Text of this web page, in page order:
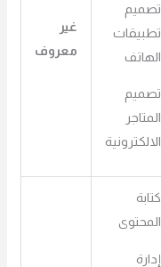
تصميم
تطبيقات
الهاتف
تصميم
المتاجر
الالكترونية
غير
معروف
كتابة
المحتوى
إدارة